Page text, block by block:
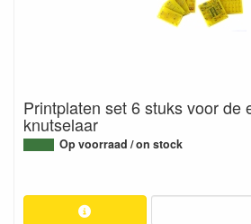
Printplaten set 6 stuks voor de
knutselaar
Op voorraad / on stock